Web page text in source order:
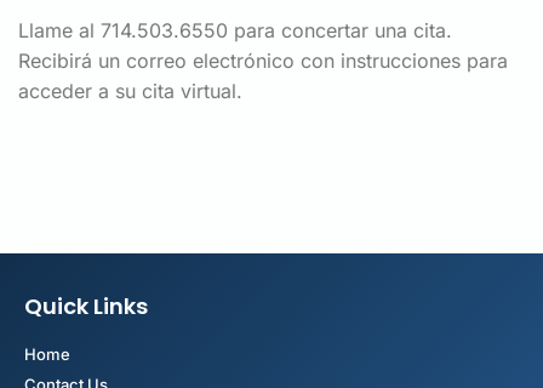
Llame al 714.503.6550 para concertar una cita.
Recibirá un correo electrónico con instrucciones para
acceder a su cita virtual.
Quick Links
Home